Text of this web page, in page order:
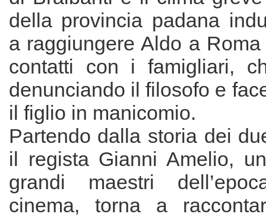
della provincia padana
a raggiungere Aldo a
contatti con i famigliari,
denunciando il filosofo e
il figlio in manicomio.
Partendo dalla storia dei
il regista Gianni Amelio,
grandi maestri
cinema, torna a